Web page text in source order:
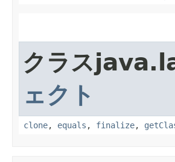
クラス
ェクト
clone, equals , finalize,